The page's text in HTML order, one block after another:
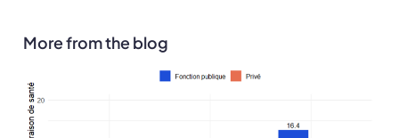
More from the blog